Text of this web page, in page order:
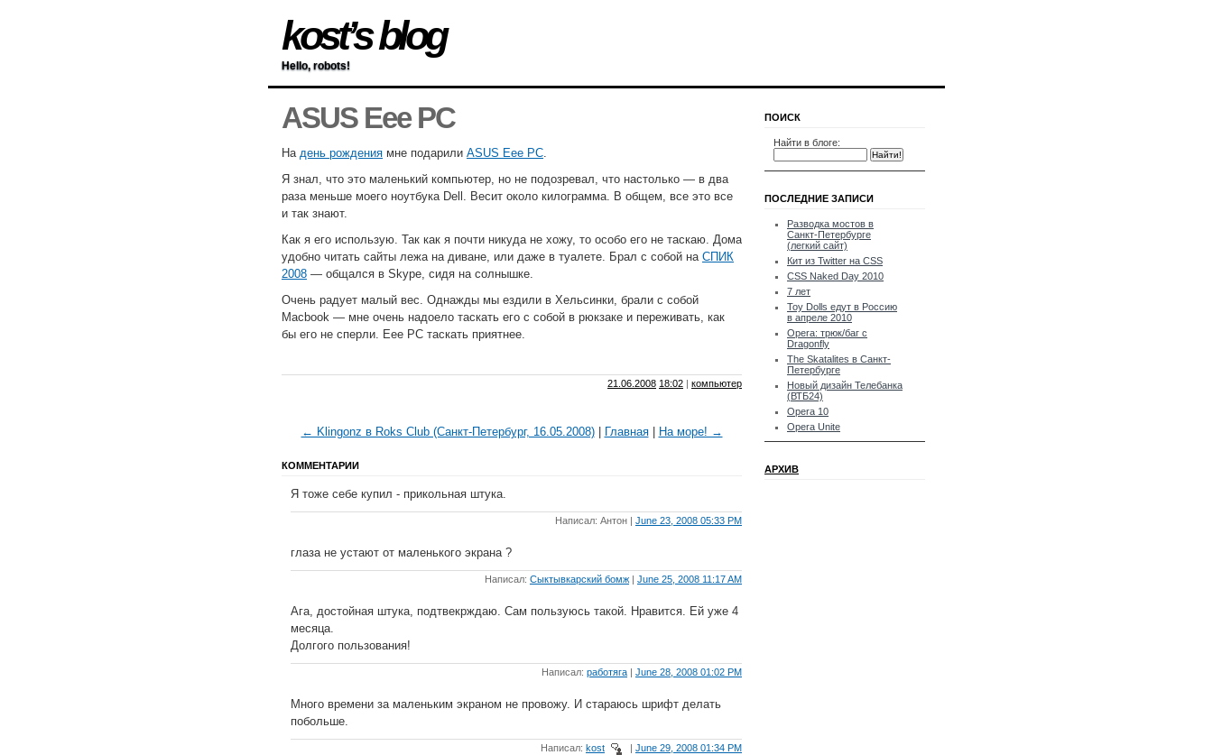
kost’s blog
Hello, robots!
ASUS Eee PC
На день рождения мне подарили ASUS Eee PC.
Я знал, что это маленький компьютер, но не подозревал, что настолько — в два
раза меньше моего ноутбука Dell. Весит около килограмма. В общем, все это все
и так знают.
Как я его использую. Так как я почти никуда не хожу, то особо его не таскаю. Дома
удобно читать сайты лежа на диване, или даже в туалете. Брал с собой на СПИК
2008 — общался в Skype, сидя на солнышке.
Очень радует малый вес. Однажды мы ездили в Хельсинки, брали с собой
Macbook — мне очень надоело таскать его с собой в рюкзаке и переживать, как
бы его не сперли. Eee PC таскать приятнее.
21.06.2008 18:02 | компьютер
← Klingonz в Roks Club (Санкт-Петербург, 16.05.2008)| Главная| На море! →
КОММЕНТАРИИ
Я тоже себе купил - прикольная штука.
Написал: Антон | June 23, 2008 05:33 PM
глаза не устают от маленького экрана ?
Написал: Сыктывкарский бомж | June 25, 2008 11:17 AM
Ага, достойная штука, подтвекрждаю. Сам пользуюсь такой. Нравится. Ей уже 4
месяца.
Долгого пользования!
Написал: работяга | June 28, 2008 01:02 PM
Много времени за маленьким экраном не провожу. И стараюсь шрифт делать
побольше.
Написал: kost June 29, 2008 01:34 PM
ПОИСК
Найти в блоге:
ПОСЛЕДНИЕ ЗАПИСИ
Разводка мостов в
Санкт-Петербурге
(легкий сайт)
Кит из Twitter на CSS
CSS Naked Day 2010
7 лет
Toy Dolls едут в Россию
в апреле 2010
Opera: трюк/баг с
Dragonfly
The Skatalites в Санкт-
Петербурге
Новый дизайн Телебанка
(ВТБ24)
Opera 10
Opera Unite
АРХИВ